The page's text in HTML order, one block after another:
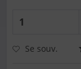
Se souv.